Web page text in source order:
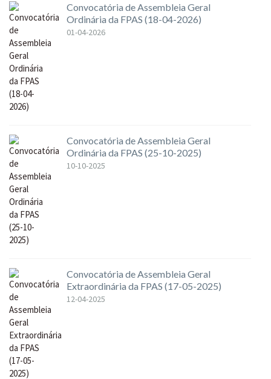
Convocatória de Assembleia Geral
Ordinária da FPAS (18-04-2026)
01-04-2026
Convocatória de Assembleia Geral
Ordinária da FPAS (25-10-2025)
10-10-2025
Convocatória de Assembleia Geral
Extraordinária da FPAS (17-05-2025)
12-04-2025